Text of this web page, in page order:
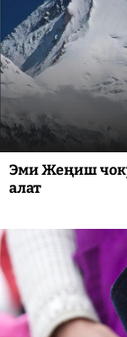
Эми Жеңиш
алат